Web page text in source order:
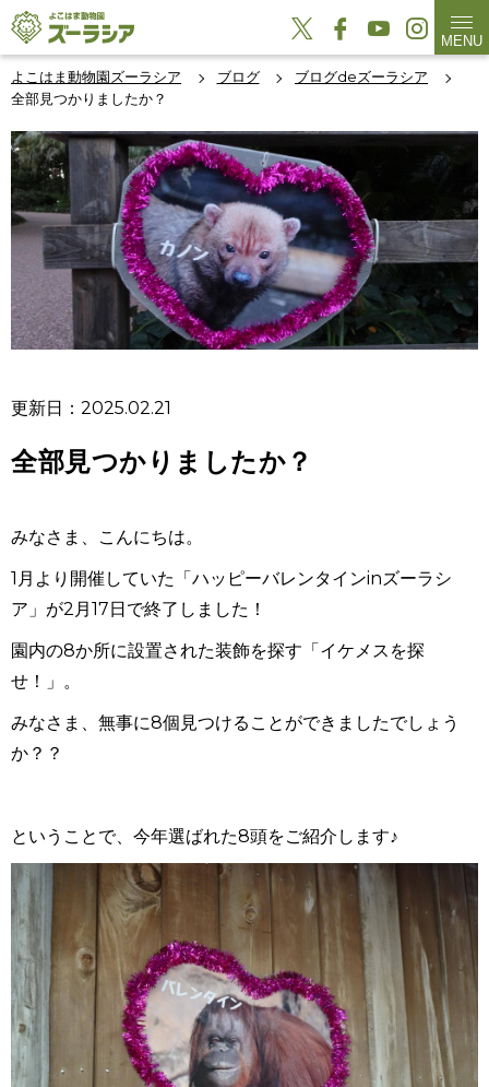
MENU
よこはま動物園ズーラシア ブログ
ブログdeズーラシア
全部見つかりましたか？
更新日：2025.02.21
全部見つかりましたか？
みなさま、こんにちは。
1月より開催していた「ハッピーバレンタインinズーラシ
ア」が2月17日で終了しました！
園内の8か所に設置された装飾を探す「イケメスを探
せ！」。
みなさま、無事に8個見つけることができましたでしょう
か？？
ということで、今年選ばれた8頭をご紹介します♪